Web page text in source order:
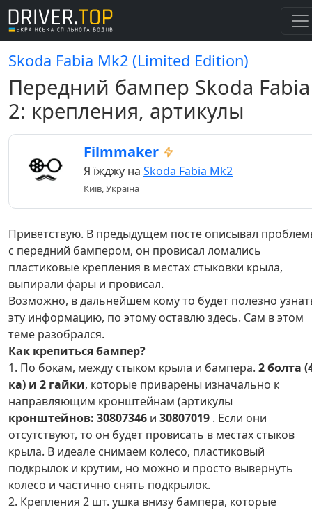
Skoda Fabia Mk2 (Limited Edition)
Передний бампер Skoda Fabia
2: крепления, артикулы
Filmmaker
Я їжджу на Skoda Fabia Mk2
Київ, Україна
Приветствую. В предыдущем посте описывал
с передний бампером, он провисал ломались
пластиковые крепления в местах стыковки крыла,
выпирали фары и провисал.
Возможно, в дальнейшем кому то будет полезно
эту информацию, по этому оставлю здесь. Сам в этом
теме разобрался.
Как крепиться бампер?
1. По бокам, между стыком крыла и бампера. 2 болта
ка) и 2 гайки, которые приварены изначально к
направляющим кронштейнам (артикулы
кронштейнов: 30807346 и 30807019 . Если они
отсутствуют, то он будет провисать в местах стыков
крыла. В идеале снимаем колесо, пластиковый
подкрылок и крутим, но можно и просто вывернуть
колесо и частично снять подкрылок.
2. Крепления 2 шт. ушка внизу бампера, которые